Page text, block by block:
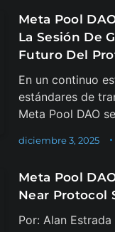
Meta Pool
La Sesión De
Futuro Del
En un continuo
estándares de
Meta Pool DAO
diciembre 3, 2025
Meta Pool
Near Protocol
Por: Alan